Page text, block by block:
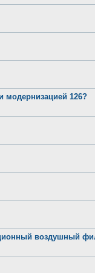
модернизацией 126?
воздушный